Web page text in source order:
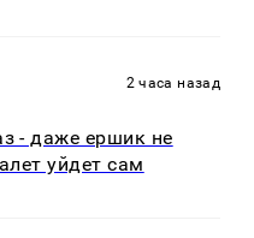
2 часа назад
- даже ершик не
уйдет сам